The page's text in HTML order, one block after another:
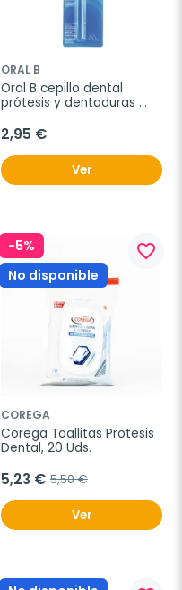
ORAL B
Oral B cepillo dental
prótesis y dentaduras
2,95 €
Ver
-5%
No disponible
favorite_border
COREGA
Corega Toallitas Protesis
Dental, 20 Uds.
5,23 € 5,50 €
Ver